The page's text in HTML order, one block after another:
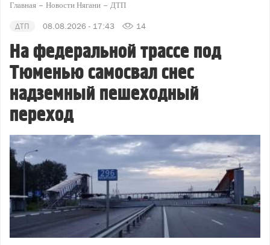
Главная Новости Нягани ДТП
ДТП 08.08.2026 - 17:43 14
На федеральной трассе под
Тюменью самосвал снес
надземный пешеходный
переход